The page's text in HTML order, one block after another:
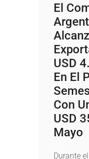
El
USD
En El
Con
USD
Mayo
Durante